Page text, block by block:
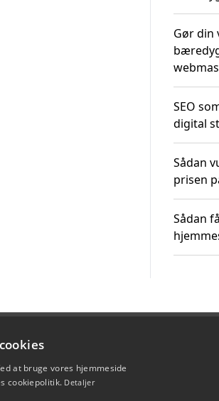
Gør din
SEO
digital
Sådan
prisen
Sådan
at bruge vores hjemmeside
cookiepolitik. Detaljer